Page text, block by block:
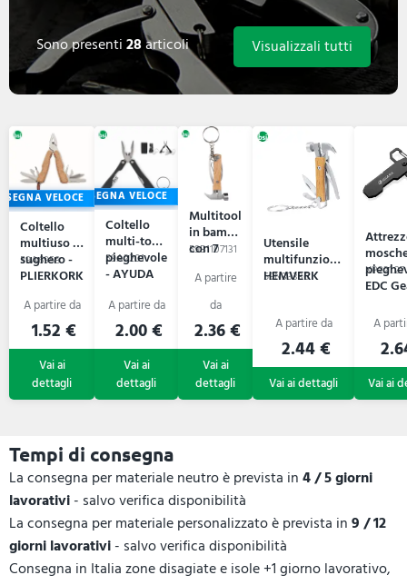
Sono presenti28articoli Visualizzali tutti
VELOCE
Coltello
multiuso in
sughero -
PLIERKORK
59A6958
1.52 €
CONSEGNA VELOCE
Coltello
multi-tool
pieghevole
- AYUDA
59A2201
2.00 €
Multitool
in bambù
con 7
Heinrich
59B1107131
2.36 €
Utensile
multifunzione
HEMVERK
59N33336
2.44 €
EDC
XP221.27
Tempi di consegna
La consegna per materiale neutro è prevista in4 / 5 giorni
lavorativi- salvo verifica disponibilità
La consegna per materiale personalizzato è prevista in9 / 12
giorni lavorativi- salvo verifica disponibilità
Consegna in Italia zone disagiate e isole +1 giorno lavorativo,